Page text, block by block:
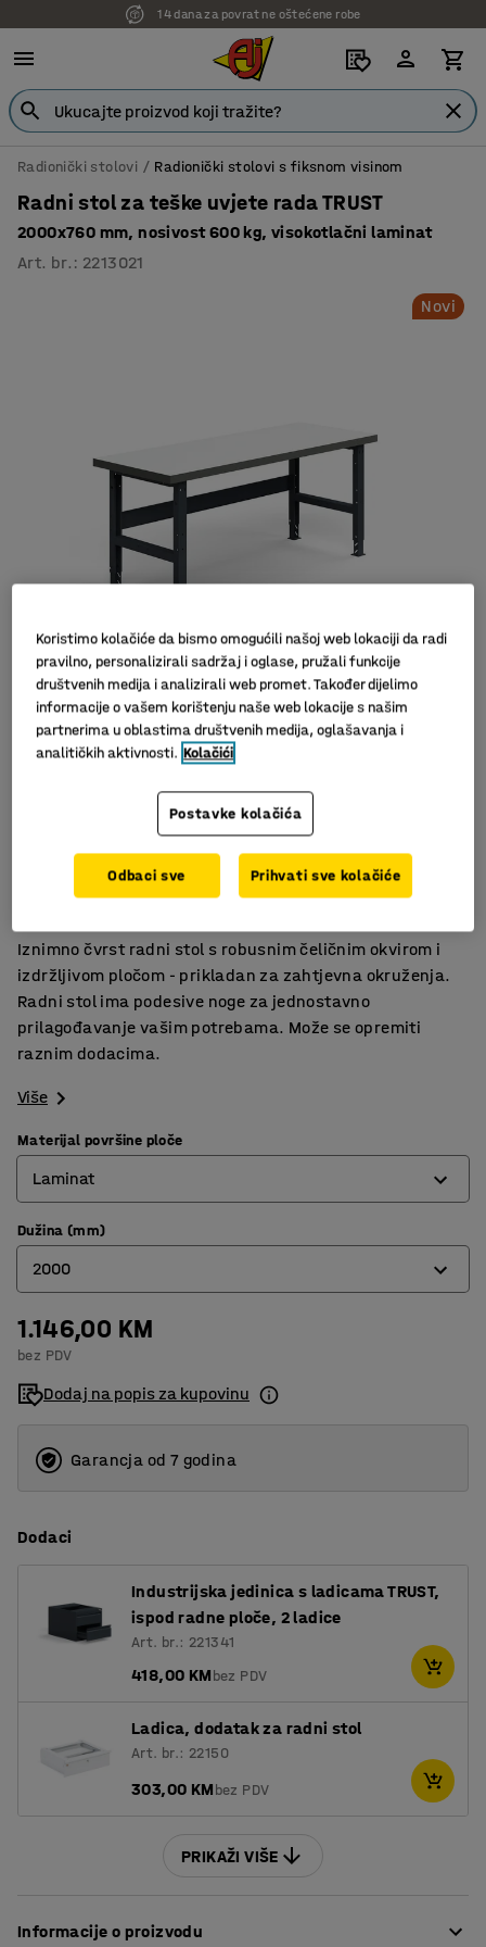
Radionički stolovi Radionički stolovi s fiksnom visinom
Radni stol za teške uvjete rada TRUST
2000x760 mm, nosivost 600 kg, visokotlačni laminat
Art. br. : 2213021
Novi
Savršen ormar za radionice
Za teže predmete
Jednostavno čišćenje i održavanje
Iznimno čvrst radni stol s robusnim čeličnim okvirom i
izdržljivom pločom - prikladan za zahtjevna okruženja.
Radni stol ima podesive noge za jednostavno
prilagođavanje vašim potrebama. Može se opremiti
raznim dodacima.
Više
Materijal površine ploče
Laminat
Guma
Hrast parket
Laminat
Metal
Tvrda ploča
Vinil
Dužina (mm)
2000
1500
2000
2500
1.146,00 KM
bez PDV
Dodaj na popis za kupovinu
Garancja od 7 godina
Dodaci
Industrijska jedinica s ladicama TRUST,
ispod radne ploče, 2 ladice
Art. br.: 221341
418,00 KMbez PDV
Ladica, dodatak za radni stol
Art. br.: 22150
303,00 KMbez PDV
PRIKAŽI VIŠE
Informacije o proizvodu
Koristimo kolačiće da bismo omogućili našoj web lokaciji da radi
pravilno, personalizirali sadržaj i oglase, pružali funkcije
društvenih medija i analizirali web promet. Također dijelimo
informacije o vašem korištenju naše web lokacije s našim
partnerima u oblastima društvenih medija, oglašavanja i
analitičkih aktivnosti. Kolačići
Postavke kolačića
Odbaci sve Prihvati sve kolačiće